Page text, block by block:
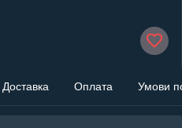
Доставка Оплата Умови